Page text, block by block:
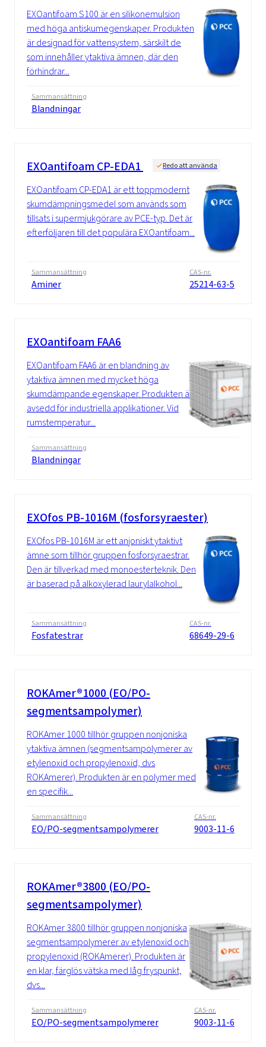
EXOantifoam S100 är en silikonemulsion
med höga antiskumegenskaper. Produkten
är designad för vattensystem, särskilt de
som innehåller ytaktiva ämnen, där den
förhindrar...
Sammansättning
Blandningar
EXOantifoam CP-EDA1 Redo att använda
EXOantifoam CP-EDA1 är ett toppmodernt
skumdämpningsmedel som används som
tillsats i supermjukgörare av PCE-typ. Det är
efterföljaren till det populära EXOantifoam...
Sammansättning
Aminer
CAS-nr.
25214-63-5
EXOantifoam FAA6
EXOantifoam FAA6 är en blandning av
ytaktiva ämnen med mycket höga
skumdämpande egenskaper. Produkten är
avsedd för industriella applikationer. Vid
rumstemperatur...
Sammansättning
Blandningar
EXOfos PB-1016M (fosforsyraester)
EXOfos PB-1016M är ett anjoniskt ytaktivt
ämne som tillhör gruppen fosforsyraestrar.
Den är tillverkad med monoesterteknik. Den
är baserad på alkoxylerad laurylalkohol...
Sammansättning
Fosfatestrar
CAS-nr.
68649-29-6
ROKAmer®1000 (EO/PO-
segmentsampolymer)
ROKAmer 1000 tillhör gruppen nonjoniska
ytaktiva ämnen (segmentsampolymerer av
etylenoxid och propylenoxid, dvs
ROKAmerer). Produkten är en polymer med
en specifik...
Sammansättning
EO/PO-segmentsampolymerer
CAS-nr.
9003-11-6
ROKAmer®3800 (EO/PO-
segmentsampolymer)
ROKAmer 3800 tillhör gruppen nonjoniska
segmentsampolymerer av etylenoxid och
propylenoxid (ROKAmerer). Produkten är
en klar, färglös vätska med låg fryspunkt,
dvs...
Sammansättning
EO/PO-segmentsampolymerer
CAS-nr.
9003-11-6